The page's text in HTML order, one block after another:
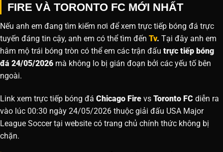
FIRE VÀ TORONTO FC MỚI NHẤT
Nếu anh em đang tìm kiếm nơi để xem trực tiếp bóng đá trực
tuyến đáng tin cậy, anh em có thể tìm đến Tv. Tại đây anh em
hâm mộ trái bóng tròn có thể em các trận đấu trực tiếp bóng
đá 24/05/2026 mà không lo bị gián đoạn bởi các yếu tố bên
ngoài.
Link xem trực tiếp bóng đá Chicago Fire vs Toronto FC diễn ra
vào lúc 00:30 ngày 24/05/2026 thuộc giải đấu USA Major
League Soccer tại website có trang chủ chính thức không bị
chặn.